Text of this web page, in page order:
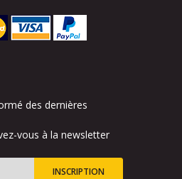
des dernières
vous à la newsletter
INSCRIPTION